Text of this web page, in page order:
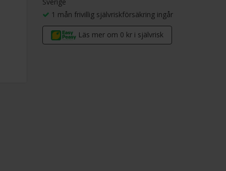
1 mån frivillig självriskförsäkring ingår
Läs mer om 0 kr i självrisk